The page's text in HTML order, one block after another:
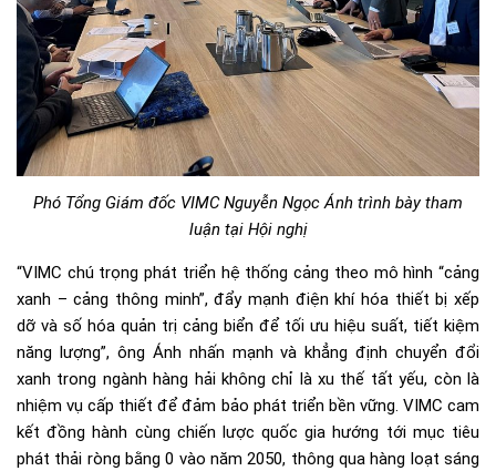
Phó Tổng Giám đốc VIMC Nguyễn Ngọc Ánh trình bày tham
luận tại Hội nghị
“VIMC chú trọng phát triển hệ thống cảng theo mô hình “cảng
xanh – cảng thông minh”, đẩy mạnh điện khí hóa thiết bị xếp
dỡ và số hóa quản trị cảng biển để tối ưu hiệu suất, tiết kiệm
năng lượng”, ông Ánh nhấn mạnh và khẳng định chuyển đổi
xanh trong ngành hàng hải không chỉ là xu thế tất yếu, còn là
nhiệm vụ cấp thiết để đảm bảo phát triển bền vững. VIMC cam
kết đồng hành cùng chiến lược quốc gia hướng tới mục tiêu
phát thải ròng bằng 0 vào năm 2050, thông qua hàng loạt sáng